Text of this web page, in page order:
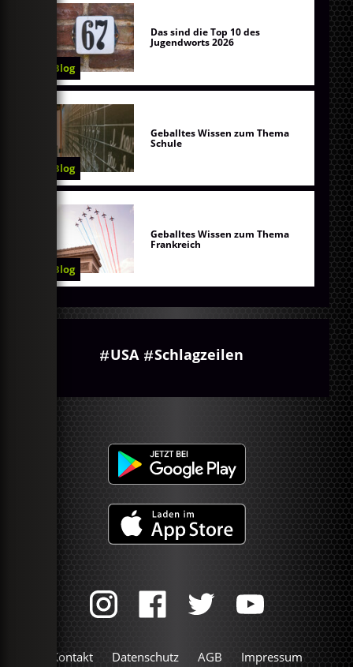
Blog
Das sind die Top 10 des
Jugendworts 2026
Blog
Geballtes Wissen zum Thema
Schule
Blog
Geballtes Wissen zum Thema
Frankreich
USA Schlagzeilen
Kontakt Datenschutz AGB Impressum